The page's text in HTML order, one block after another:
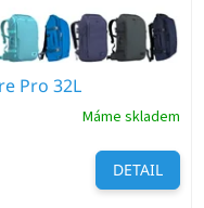
Pro 32L
Máme skladem
DETAIL